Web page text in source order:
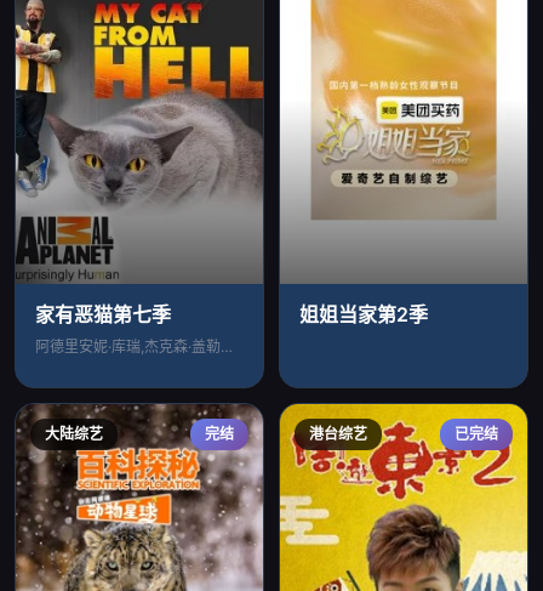
家有恶猫第七季
阿德里安妮·库瑞,杰克森·盖勒克西
姐姐当家第2季
大陆综艺 完结 港台综艺 已完结